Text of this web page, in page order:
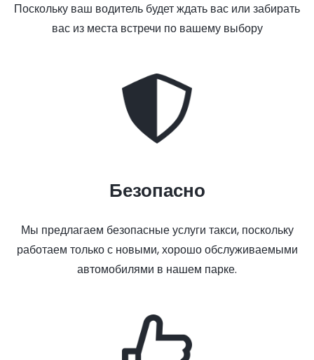
Поскольку ваш водитель будет ждать вас или забирать
вас из места встречи по вашему выбору
Безопасно
Мы предлагаем безопасные услуги такси, поскольку
работаем только с новыми, хорошо обслуживаемыми
автомобилями в нашем парке.